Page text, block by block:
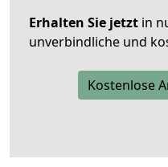
Erhalten Sie jetzt in
unverbindliche und
Kostenlose